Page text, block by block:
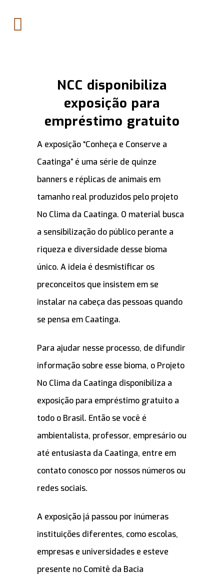
NCC disponibiliza
exposição para
empréstimo gratuito
A exposição “Conheça e Conserve a
Caatinga” é uma série de quinze
banners e réplicas de animais em
tamanho real produzidos pelo projeto
No Clima da Caatinga. O material busca
a sensibilização do público perante a
riqueza e diversidade desse bioma
único. A ideia é desmistificar os
preconceitos que insistem em se
instalar na cabeça das pessoas quando
se pensa em Caatinga.
Para ajudar nesse processo, de difundir
informação sobre esse bioma, o Projeto
No Clima da Caatinga disponibiliza a
exposição para empréstimo gratuito a
todo o Brasil. Então se você é
ambientalista, professor, empresário ou
até entusiasta da Caatinga, entre em
contato conosco por nossos números ou
redes sociais.
A exposição já passou por inúmeras
instituições diferentes, como escolas,
empresas e universidades e esteve
presente no Comitê da Bacia